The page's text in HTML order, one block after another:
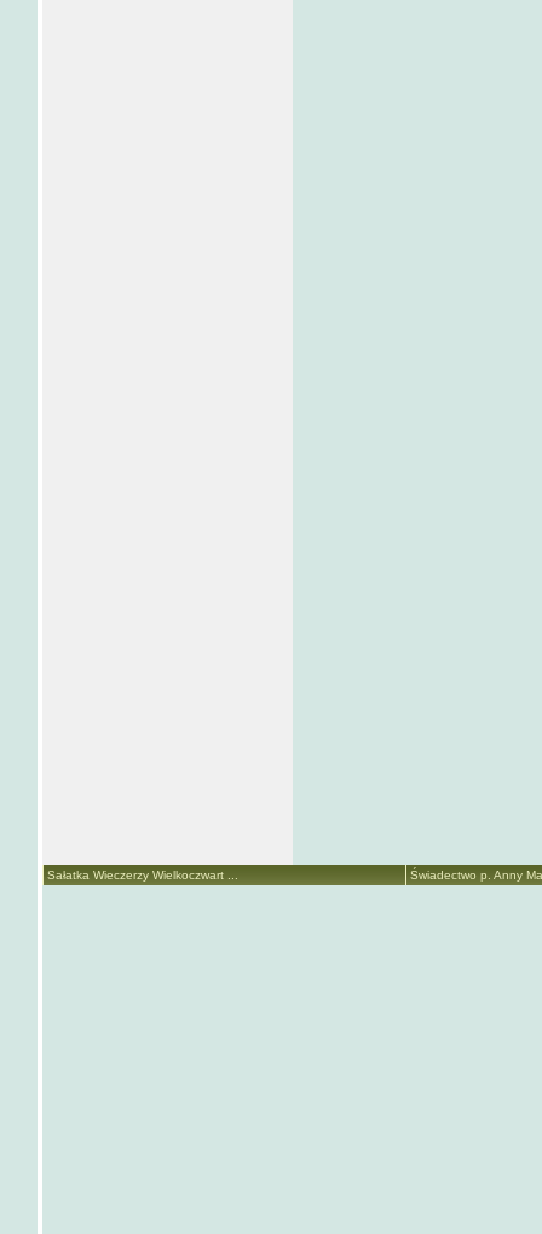
Sałatka Wieczerzy Wielkoczwart ... Świadectwo p. Anny